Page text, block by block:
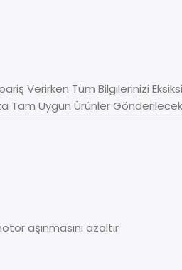
Verirken Tüm Bilgilerinizi
Tam Uygun Ürünler
aşınmasını azaltır